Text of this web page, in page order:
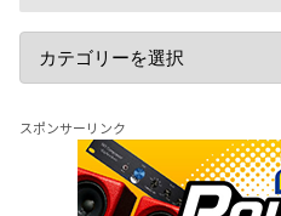
スポンサーリンク